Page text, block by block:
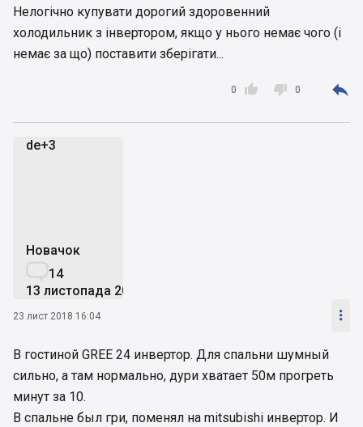
Нелогічно купувати дорогий здоровенний
холодильник з інвертором, якщо у нього немає чого (і
немає за що) поставити зберігати...

0  0 
de+3
Новачок
14
13 листопада 2017
23 лист 2018 16:04 
В гостиной GREE 24 инвертор. Для спальни шумный
сильно, а там нормально, дури хватает 50м прогреть
минут за 10.
В спальне был гри, поменял на mitsubishi инвертор. И